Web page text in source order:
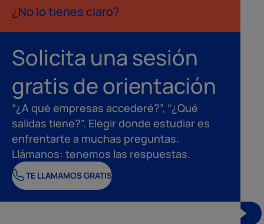
¿No lo tienes claro?
Solicita una sesión
gratis de orientación
“¿A qué empresas accederé?”, “¿Qué
salidas tiene?”. Elegir donde estudiar es
enfrentarte a muchas preguntas.
Llámanos: tenemos las respuestas.
TE LLAMAMOS GRATIS